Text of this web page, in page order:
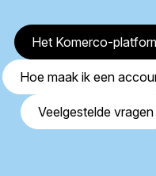
Het Komerco-
Hoe maak ik een
Veelgestelde vragen